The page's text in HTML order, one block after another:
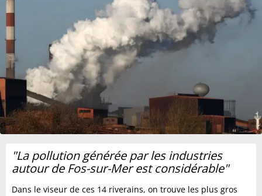
"La pollution générée par les industries
autour de Fos-sur-Mer est considérable"
Dans le viseur de ces 14 riverains, on trouve les plus gros